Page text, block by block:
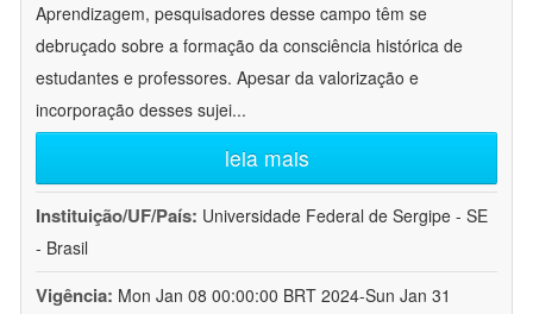
Aprendizagem, pesquisadores desse campo têm se
debruçado sobre a formação da consciência histórica de
estudantes e professores. Apesar da valorização e
incorporação desses sujei...
leia mais
Instituição/UF/País: Universidade Federal de Sergipe - SE
- Brasil
Vigência: Mon Jan 08 00:00:00 BRT 2024-Sun Jan 31